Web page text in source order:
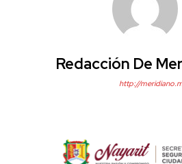
Redacción De
http://